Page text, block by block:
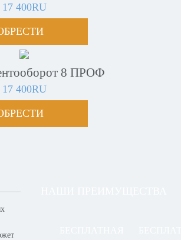
17 400RU
8 ПРОФ
17 400RU